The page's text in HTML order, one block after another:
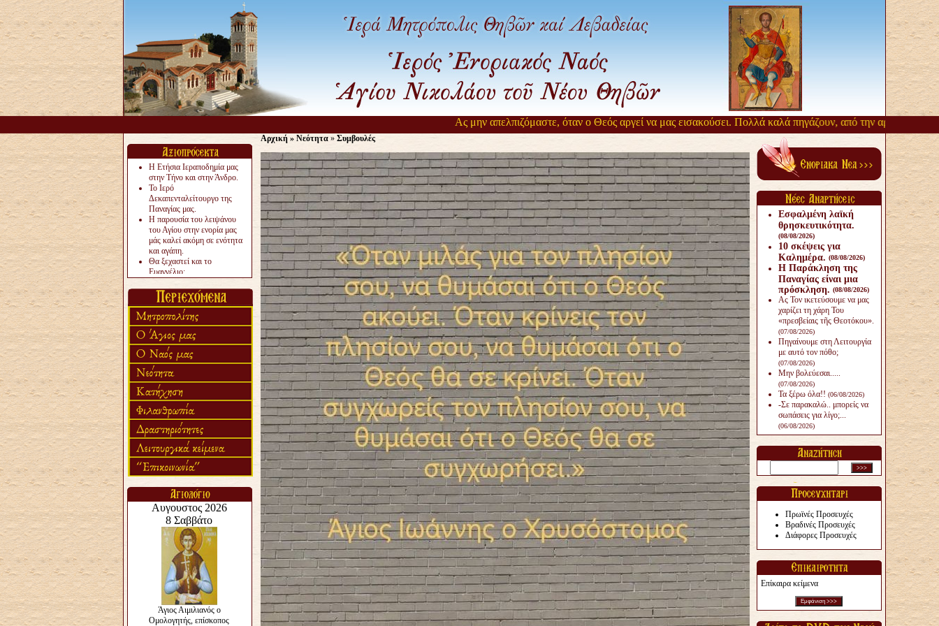
Ας μην απελπιζόμαστε, όταν ο Θεός αργεί να μας εισακούσει. Πολλά καλά πηγάζουν, από την αργοπορία αυτή.
Η Ετήσια Ιεραποδημία μας
στην Τήνο και στην Άνδρο.
Το Ιερό
Δεκαπενταλείτουργο της
Παναγίας μας.
Η παρουσία του λειψάνου
του Αγίου στην ενορία μας
μάς καλεί ακόμη σε ενότητα
και αγάπη.
Θα ξεχαστεί και το
Ευαγγέλιο;
«πολύ αργά».
Ζητείται....
Αρχική» Νεότητα» Συμβουλές
Εσφαλμένη λαϊκή
θρησκευτικότητα.
(08/08/2026)
10 σκέψεις για
Καλημέρα. (08/08/2026)
Η Παράκληση της
Παναγίας είναι μια
πρόσκληση. (08/08/2026)
Ας Τον ικετεύσουμε να μας
χαρίζει τη χάρη Του
«πρεσβείαις τῆς Θεοτόκου».
(07/08/2026)
Πηγαίνουμε στη Λειτουργία
με αυτό τον πόθο;
(07/08/2026)
Μην βολεύεσαι.....
(07/08/2026)
Τα ξέρω όλα!! (06/08/2026)
-Σε παρακαλώ.. μπορείς να
σωπάσεις για λίγο;...
(06/08/2026)
Πρωϊνές Προσευχές
Βραδινές Προσευχές
Διάφορες Προσευχές
Επίκαιρα κείμενα